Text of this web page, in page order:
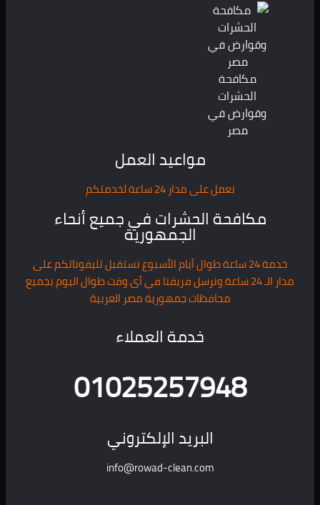
مكافحة
الحشرات
وقوارض في
مصر
مواعيد العمل
نعمل على مدار 24 ساعة لخدمتكم
مكافحة الحشرات في جميع أنحاء
الجمهورية
خدمة 24 ساعة طوال أيام الأسبوع نستقبل تليفوناتكم على
مدار الـ 24 ساعة ونرسل فريقنا في أى وقت طوال اليوم بجميع
محافظات جمهورية مصر العربية
خدمة العملاء
01025257948
البريد الإلكتروني
info@rowad-clean.com